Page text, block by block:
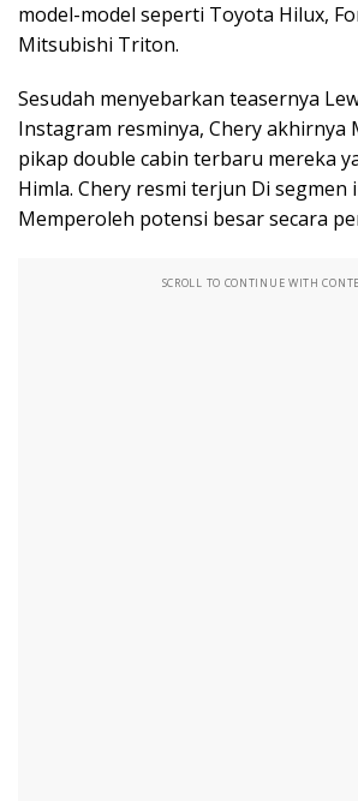
model-model seperti Toyota Hilux,
Mitsubishi Triton.
Sesudah menyebarkan teasernya
Instagram resminya, Chery akhirnya
pikap double cabin terbaru mereka
Himla. Chery resmi terjun Di segmen
Memperoleh potensi besar secara
SCROLL TO CONTINUE WITH